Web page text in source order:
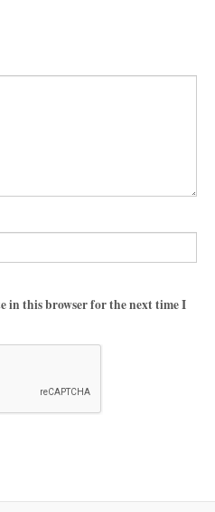
in this browser for the next time I